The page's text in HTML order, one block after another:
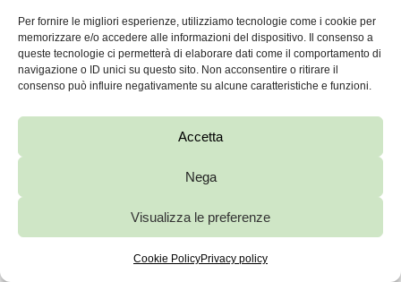
Per fornire le migliori esperienze, utilizziamo tecnologie come i cookie per
memorizzare e/o accedere alle informazioni del dispositivo. Il consenso a
queste tecnologie ci permetterà di elaborare dati come il comportamento di
navigazione o ID unici su questo sito. Non acconsentire o ritirare il
consenso può influire negativamente su alcune caratteristiche e funzioni.
Accetta
Nega
Visualizza le preferenze
Cookie PolicyPrivacy policy